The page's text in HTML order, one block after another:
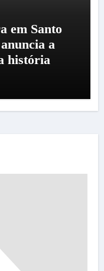
em Santo
a
história